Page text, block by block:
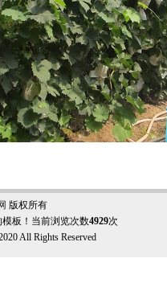
版权所有
模板！当前浏览次数4929次
All Rights Reserved